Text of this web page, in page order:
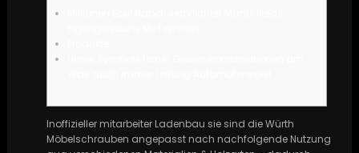
Inoffizieller mitarbeiter Ladenbau sie sind die Würth
Möbelschrauben angepasst nach nachfolgende Nutzung